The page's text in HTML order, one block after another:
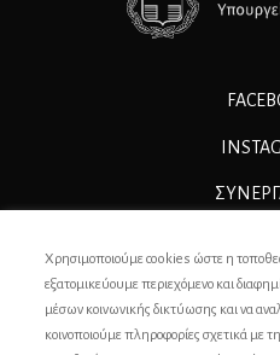
Χρησιμοποιούμε cookies ώστε η
εξατομικεύουμε περιεχόμενο και
μέσων κοινωνικής δικτύωσης και να
κοινοποιούμε πληροφορίες σχετικά με